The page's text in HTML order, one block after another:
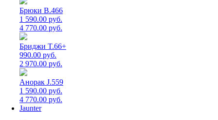
Брюки B.466
1 590.00 руб.
4 770.00 руб.
Бриджи T.66+
990.00 руб.
2 970.00 руб.
Анорак J.559
1 590.00 руб.
4 770.00 руб.
Jaunter